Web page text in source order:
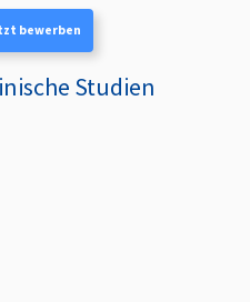
bewerben
Studien